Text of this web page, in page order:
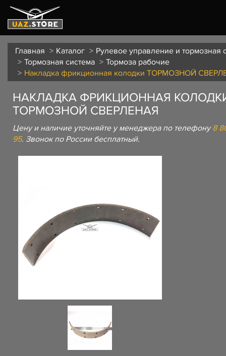
Главная Каталог
Рулевое управление и тормозная
Тормозная система
Тормоза рабочие
Накладка фрикционная колодки ТОРМОЗНОЙ
НАКЛАДКА ФРИКЦИОННАЯ
ТОРМОЗНОЙ СВЕРЛЕНАЯ
Цену и наличие уточняйте у менеджера по телефону8
95. Звонок по России бесплатный.